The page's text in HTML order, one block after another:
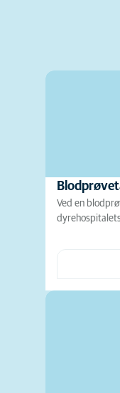
Ved en